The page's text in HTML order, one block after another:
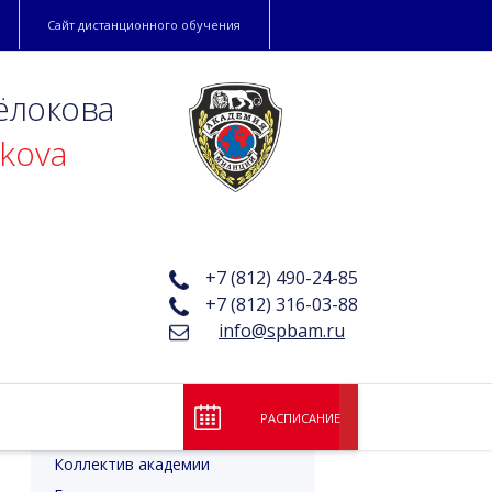
Сайт дистанционного обучения
+7 (812) 490-24-85
+7 (812) 316-03-88
info@spbam.ru
РАСПИСАНИЕ
Лицензия и аккредитация
Коллектив академии